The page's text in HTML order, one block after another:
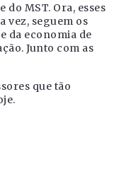
do MST. Ora, esses
vez, seguem os
da economia de
Junto com as
que tão